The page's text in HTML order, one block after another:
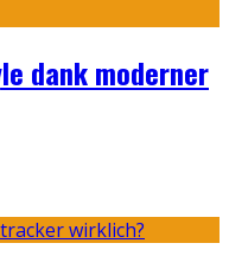
dank moderner